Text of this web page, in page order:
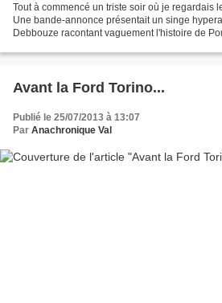
Tout à commencé un triste soir où je regardais
Une bande-annonce présentait un singe
Debbouze racontant vaguement l'histoire de
Avant la Ford Torino...
Publié le 25/07/2013 à 13:07
Par Anachronique Val